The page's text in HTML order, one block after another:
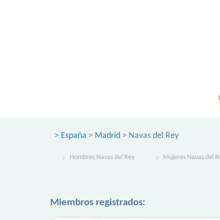
> España > Madrid > Navas del Rey
Hombres Navas del Rey Mujeres Navas del
Miembros registrados: